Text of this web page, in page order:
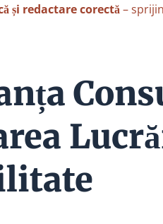
și redactare corectă–